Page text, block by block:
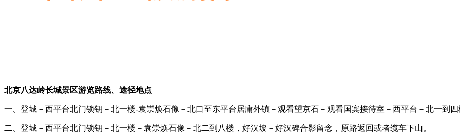
北京八达岭长城景区游览路线、途径地点
一、登城－西平台北门锁钥－北一楼-袁崇焕石像－北口至东平台居庸外镇－观看望京石－观看国宾接待室－西平台－北一到四
二、登城－西平台北门锁钥－北一楼－袁崇焕石像－北二到八楼，好汉坡－好汉碑合影留念，原路返回或者缆车下山。